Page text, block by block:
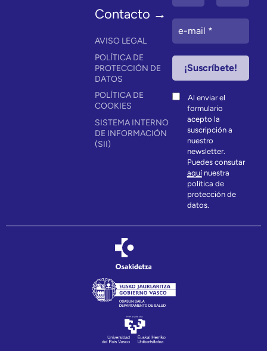
Contacto →
AVISO LEGAL
POLÍTICA DE
PROTECCIÓN DE
DATOS
POLÍTICA DE
COOKIES
SISTEMA INTERNO
DE INFORMACIÓN
(SII)
Al enviar el
formulario
acepto la
suscripción a
nuestro
newsletter.
Puedes consutar
aquínuestra
política de
protección de
datos.